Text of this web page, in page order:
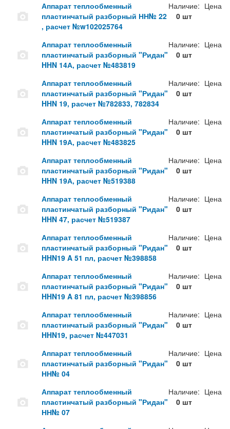
Аппарат теплообменный
пластинчатый разборный НН№ 22
, расчет №w102025764
Наличие:
0 шт
Цена
Аппарат теплообменный
пластинчатый разборный "Ридан"
HHN 14А, расчет №483819
Наличие:
0 шт
Цена
Аппарат теплообменный
пластинчатый разборный "Ридан"
HHN 19, расчет №782833, 782834
Наличие:
0 шт
Цена
Аппарат теплообменный
пластинчатый разборный "Ридан"
HHN 19А, расчет №483825
Наличие:
0 шт
Цена
Аппарат теплообменный
пластинчатый разборный "Ридан"
HHN 19А, расчет №519388
Наличие:
0 шт
Цена
Аппарат теплообменный
пластинчатый разборный "Ридан"
HHN 47, расчет №519387
Наличие:
0 шт
Цена
Аппарат теплообменный
пластинчатый разборный "Ридан"
HHN19 A 51 пл, расчет №398858
Наличие:
0 шт
Цена
Аппарат теплообменный
пластинчатый разборный "Ридан"
HHN19 A 81 пл, расчет №398856
Наличие:
0 шт
Цена
Аппарат теплообменный
пластинчатый разборный "Ридан"
HHN19, расчет №447031
Наличие:
0 шт
Цена
Аппарат теплообменный
пластинчатый разборный "Ридан"
НН№ 04
Наличие:
0 шт
Цена
Аппарат теплообменный
пластинчатый разборный "Ридан"
НН№ 07
Наличие:
0 шт
Цена